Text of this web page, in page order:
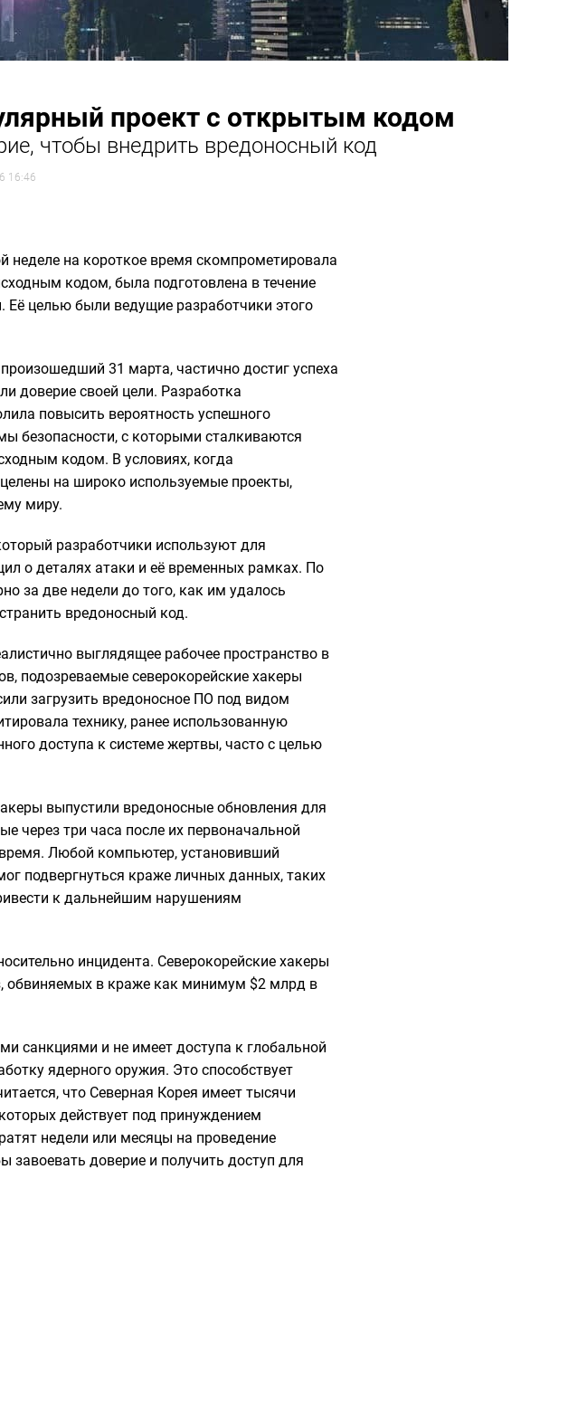
проект с открытым кодом
чтобы внедрить вредоносный код
16:46
неделе на короткое время скомпрометировала
кодом, была подготовлена в течение
Её целью были ведущие разработчики этого
произошедший 31 марта, частично достиг успеха
доверие своей цели. Разработка
повысить вероятность успешного
безопасности, с которыми сталкиваются
кодом. В условиях, когда
на широко используемые проекты,
миру.
разработчики используют для
о деталях атаки и её временных рамках. По
за две недели до того, как им удалось
вредоносный код.
выглядящее рабочее пространство в
подозреваемые северокорейские хакеры
загрузить вредоносное ПО под видом
технику, ранее использованную
доступа к системе жертвы, часто с целью
выпустили вредоносные обновления для
через три часа после их первоначальной
Любой компьютер, установивший
подвергнуться краже личных данных, таких
к дальнейшим нарушениям
инцидента. Северокорейские хакеры
обвиняемых в краже как минимум $2 млрд в
санкциями и не имеет доступа к глобальной
ядерного оружия. Это способствует
что Северная Корея имеет тысячи
действует под принуждением
недели или месяцы на проведение
завоевать доверие и получить доступ для